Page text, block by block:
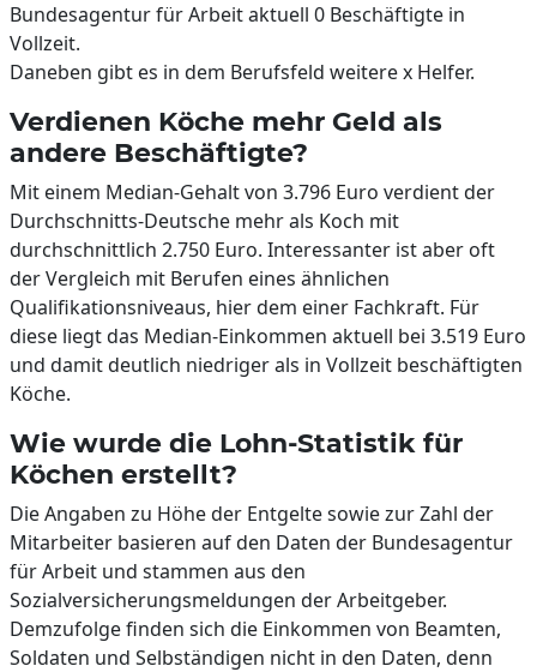
Bundesagentur für Arbeit aktuell 0 Beschäftigte in
Vollzeit.
Daneben gibt es in dem Berufsfeld weitere x Helfer.
Verdienen Köche mehr Geld als
andere Beschäftigte?
Mit einem Median-Gehalt von 3.796 Euro verdient der
Durchschnitts-Deutsche mehr als Koch mit
durchschnittlich 2.750 Euro. Interessanter ist aber oft
der Vergleich mit Berufen eines ähnlichen
Qualifikationsniveaus, hier dem einer Fachkraft. Für
diese liegt das Median-Einkommen aktuell bei 3.519 Euro
und damit deutlich niedriger als in Vollzeit beschäftigten
Köche.
Wie wurde die Lohn-Statistik für
Köchen erstellt?
Die Angaben zu Höhe der Entgelte sowie zur Zahl der
Mitarbeiter basieren auf den Daten der Bundesagentur
für Arbeit und stammen aus den
Sozialversicherungsmeldungen der Arbeitgeber.
Demzufolge finden sich die Einkommen von Beamten,
Soldaten und Selbständigen nicht in den Daten, denn